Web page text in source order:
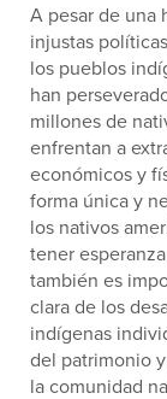
A pesar de una
injustas
los pueblos
han
millones de
enfrentan a
económicos y
forma única y
los nativos
tener
también es
clara de los
indígenas
del patrimonio
la comunidad